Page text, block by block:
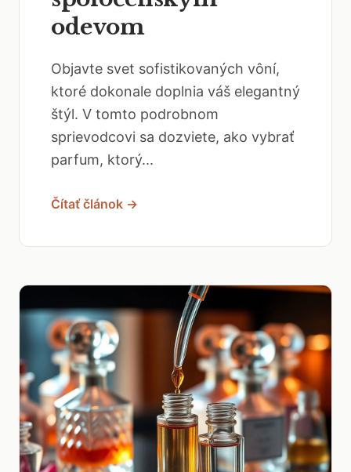
odevom
Objavte svet sofistikovaných vôní,
ktoré dokonale doplnia váš elegantný
štýl. V tomto podrobnom
sprievodcovi sa dozviete, ako vybrať
parfum, ktorý...
Čítať článok →